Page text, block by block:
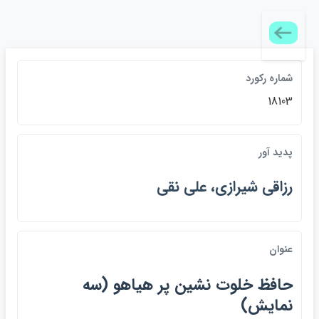
شماره ركورد
18103
پديد آور
رزاقي شيرازي، علي نقي
عنوان
حافظ خلوت نشين پر هياهو (سه
نمايش)